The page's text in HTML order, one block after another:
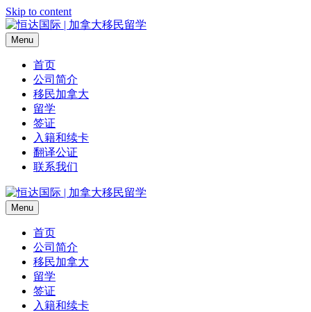
Skip to content
Menu
首页
公司简介
移民加拿大
留学
签证
入籍和续卡
翻译公证
联系我们
Menu
首页
公司简介
移民加拿大
留学
签证
入籍和续卡